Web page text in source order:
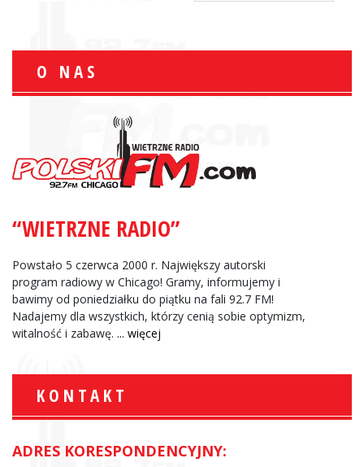
O NAS
“WIETRZNE RADIO”
Powstało 5 czerwca 2000 r. Największy autorski
program radiowy w Chicago! Gramy, informujemy i
bawimy od poniedziałku do piątku na fali 92.7 FM!
Nadajemy dla wszystkich, którzy cenią sobie optymizm,
witalność i zabawę. ... więcej
KONTAKT
ADRES KORESPONDENCYJNY: